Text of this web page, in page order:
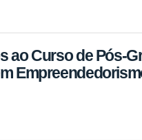
ao Curso de Pós-